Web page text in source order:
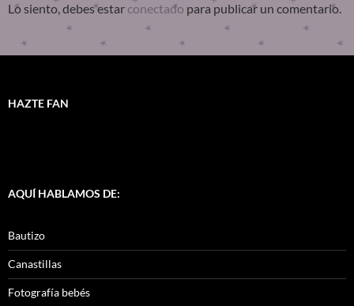
Lo siento, debes estar conectado para publicar un comentario.
HAZTE FAN
AQUÍ HABLAMOS DE:
Bautizo
Canastillas
Fotografía bebés